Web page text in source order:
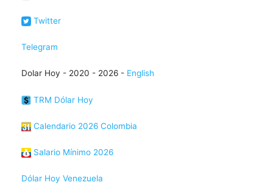
Twitter
Telegram
Dolar Hoy - 2020 - 2026 - English
TRM Dólar Hoy
Calendario 2026 Colombia
Salario Mínimo 2026
Dólar Hoy Venezuela